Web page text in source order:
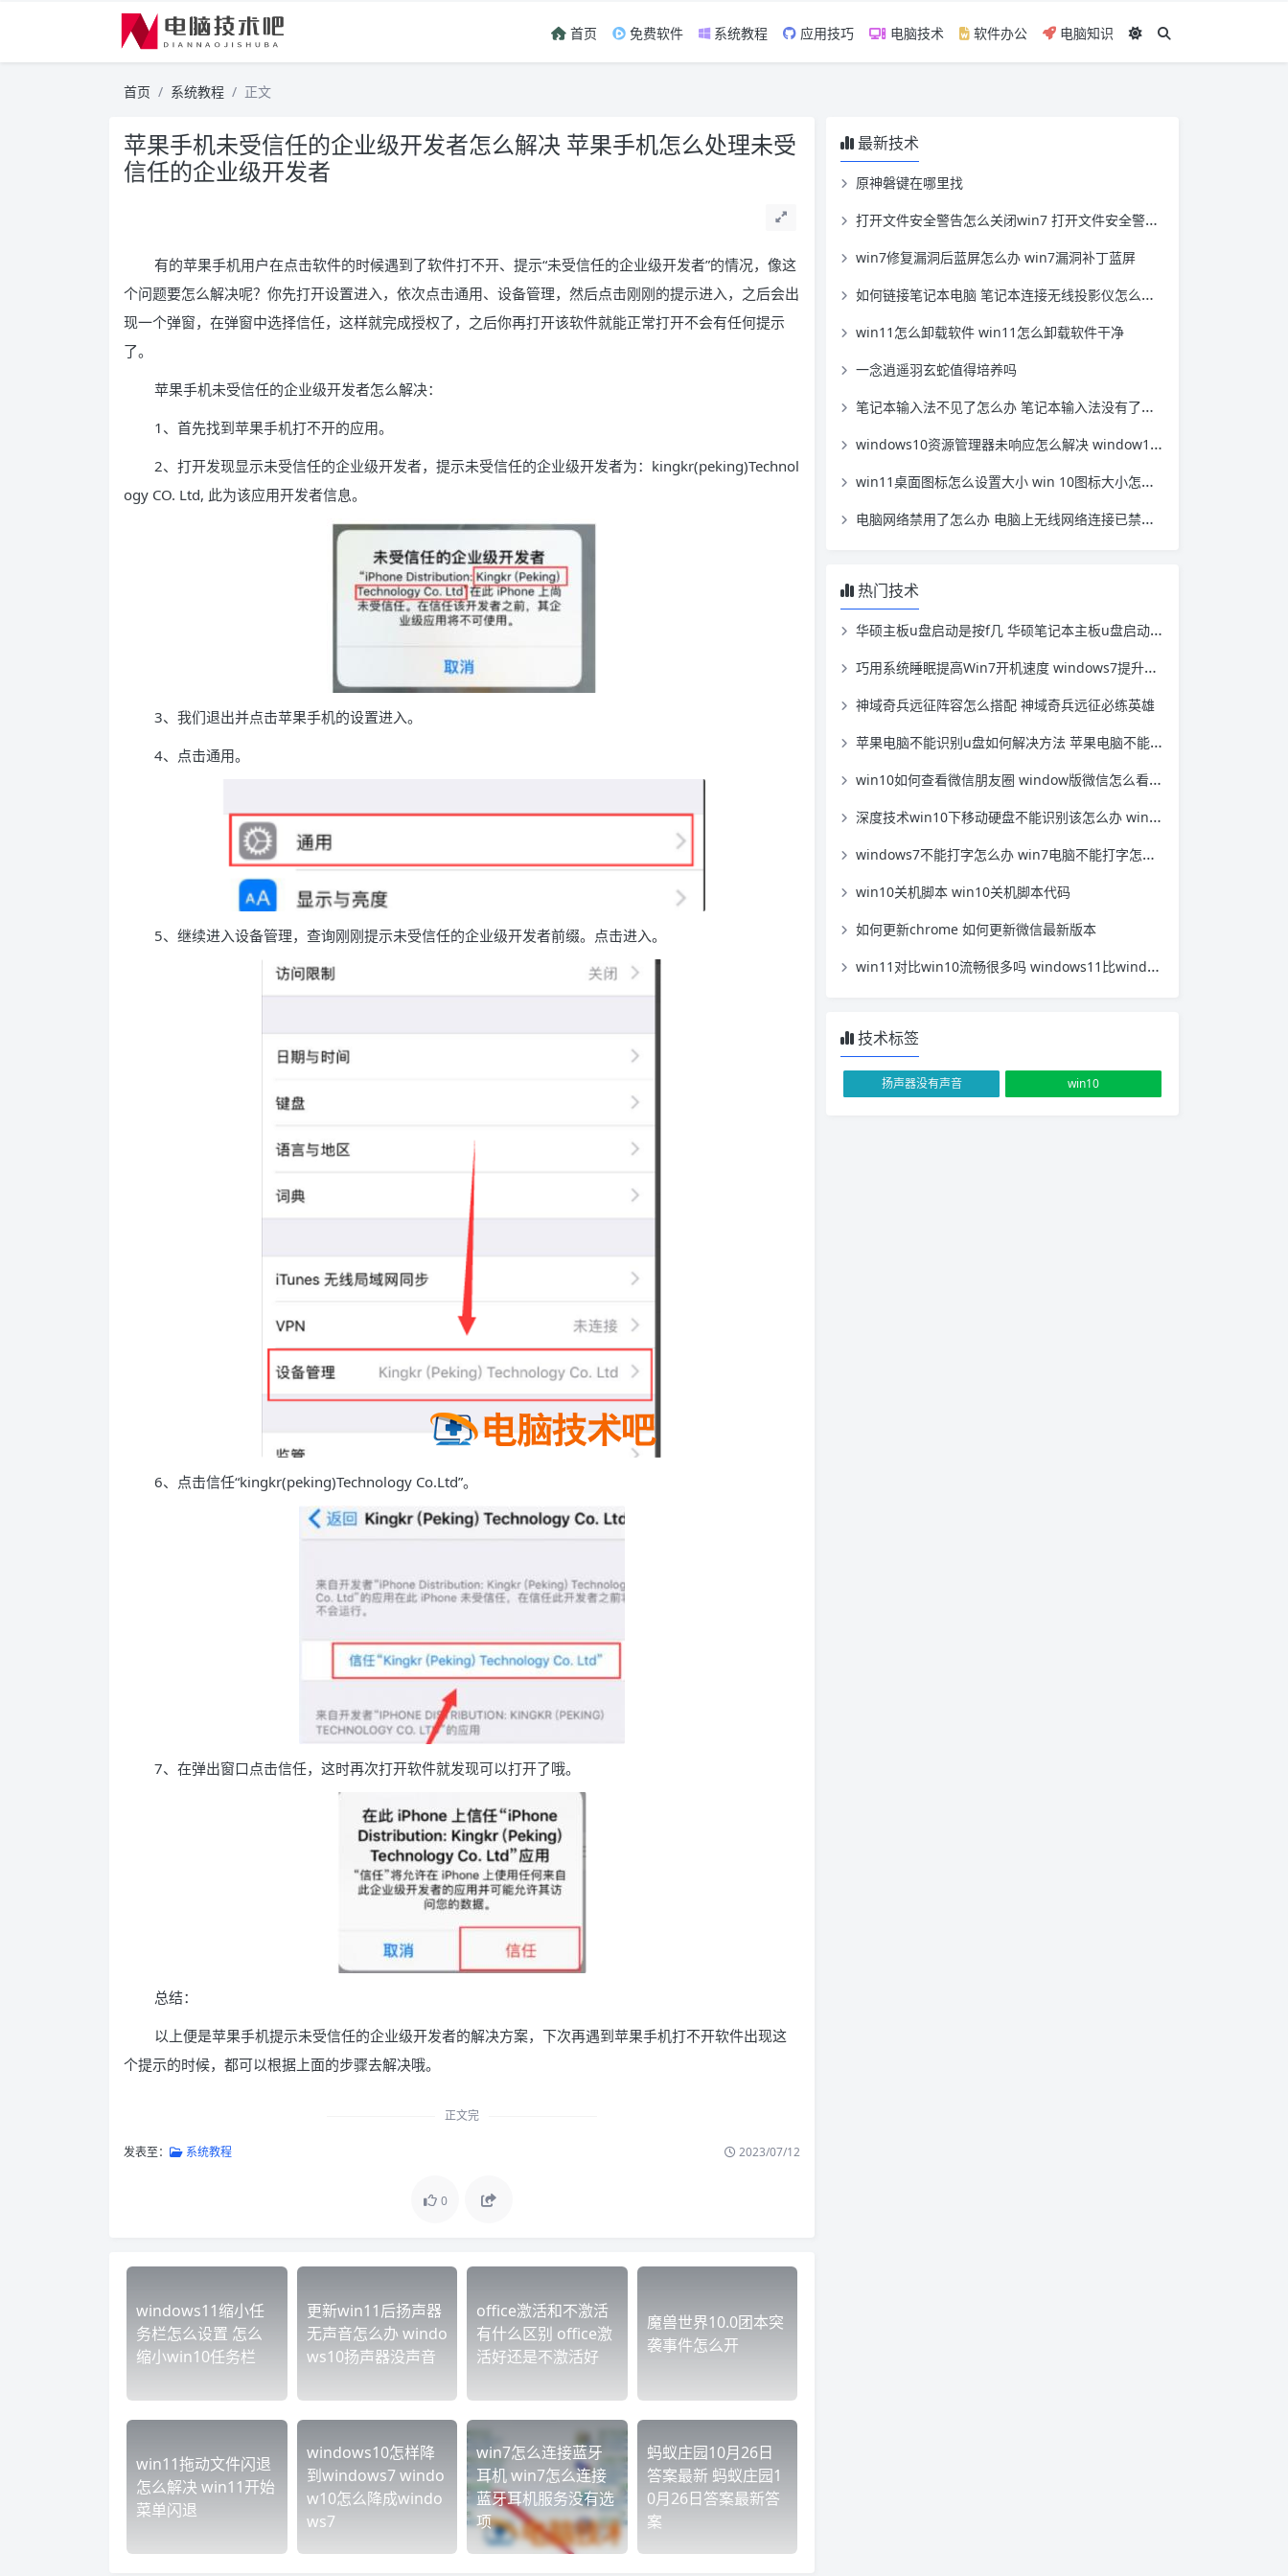
首页 免费软件 系统教程 应用技巧 电脑技术 软件办公 电脑知识
首页 系统教程 正文
苹果手机未受信任的企业级开发者怎么解决 苹果手机怎么处理未受
信任的企业级开发者
有的苹果手机用户在点击软件的时候遇到了软件打不开、提示“未受信任的企业级开发者”的情况，像这
个问题要怎么解决呢？你先打开设置进入，依次点击通用、设备管理，然后点击刚刚的提示进入，之后会出
现一个弹窗，在弹窗中选择信任，这样就完成授权了，之后你再打开该软件就能正常打开不会有任何提示
了。
苹果手机未受信任的企业级开发者怎么解决：
1、首先找到苹果手机打不开的应用。
2、打开发现显示未受信任的企业级开发者，提示未受信任的企业级开发者为：kingkr(peking)Technol
ogy CO. Ltd, 此为该应用开发者信息。
3、我们退出并点击苹果手机的设置进入。
4、点击通用。
5、继续进入设备管理，查询刚刚提示未受信任的企业级开发者前缀。点击进入。
6、点击信任“kingkr(peking)Technology Co.Ltd”。
7、在弹出窗口点击信任，这时再次打开软件就发现可以打开了哦。
总结：
以上便是苹果手机提示未受信任的企业级开发者的解决方案，下次再遇到苹果手机打不开软件出现这
个提示的时候，都可以根据上面的步骤去解决哦。
正文完
发表至： 系统教程 2023/07/12
0
windows11缩小任
务栏怎么设置 怎么
缩小win10任务栏
更新win11后扬声器
无声音怎么办 windo
ws10扬声器没声音
office激活和不激活
有什么区别 office激
活好还是不激活好
魔兽世界10.0团本突
袭事件怎么开
win11拖动文件闪退
怎么解决 win11开始
菜单闪退
windows10怎样降
到windows7 windo
w10怎么降成windo
ws7
win7怎么连接蓝牙
耳机 win7怎么连接
蓝牙耳机服务没有选
项
蚂蚁庄园10月26日
答案最新 蚂蚁庄园1
0月26日答案最新答
案
最新技术
原神磐键在哪里找
打开文件安全警告怎么关闭win7 打开文件安全警告怎么关闭win11
win7修复漏洞后蓝屏怎么办 win7漏洞补丁蓝屏
如何链接笔记本电脑 笔记本连接无线投影仪怎么连接
win11怎么卸载软件 win11怎么卸载软件干净
一念逍遥羽玄蛇值得培养吗
笔记本输入法不见了怎么办 笔记本输入法没有了怎么办
windows10资源管理器未响应怎么解决 window10资源管理器无响应
win11桌面图标怎么设置大小 win 10图标大小怎么设置
电脑网络禁用了怎么办 电脑上无线网络连接已禁用怎么办
热门技术
华硕主板u盘启动是按f几 华硕笔记本主板u盘启动按f几
巧用系统睡眠提高Win7开机速度 windows7提升开机速度
神域奇兵远征阵容怎么搭配 神域奇兵远征必练英雄
苹果电脑不能识别u盘如何解决方法 苹果电脑不能识别u盘怎么回事
win10如何查看微信朋友圈 window版微信怎么看朋友圈
深度技术win10下移动硬盘不能识别该怎么办 windows识别不了移动硬盘
windows7不能打字怎么办 win7电脑不能打字怎么处理
win10关机脚本 win10关机脚本代码
如何更新chrome 如何更新微信最新版本
win11对比win10流畅很多吗 windows11比windows10好吗
技术标签
扬声器没有声音 win10